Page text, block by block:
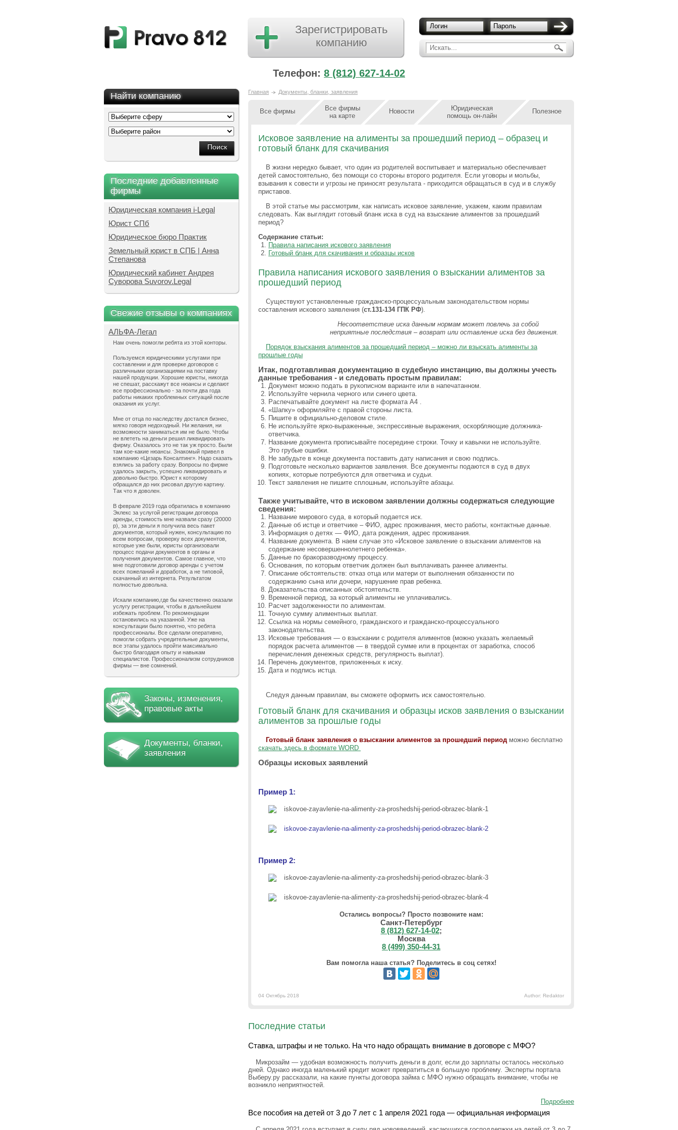
Искать...
Логин Пароль
Зарегистрировать
компанию
Телефон: 8 (812) 627-14-02
Найти компанию
Последние добавленные
фирмы
Юридическая компания i-Legal
Юрист СПб
Юридическое бюро Практик
Земельный юрист в СПБ | Анна
Степанова
Юридический кабинет Андрея
Суворова Suvorov.Legal
Свежие отзывы о компаниях
АЛЬФА-Легал
Нам очень помогли ребята из этой конторы.
Пользуемся юридическими услугами при
составлении и для проверке договоров с
различными организациями на поставку
нашей продукции. Хорошие юристы, никогда
не спешат, расскажут все нюансы и сделают
все профессионально - за почти два года
работы никаких проблемных ситуаций после
оказания их услуг.
Мне от отца по наследству достался бизнес,
мягко говоря недоходный. Ни желания, ни
возможности заниматься им не было. Чтобы
не влететь на деньги решил ликвидировать
фирму. Оказалось это не так уж просто. Были
там кое-какие нюансы. Знакомый привел в
компанию «Цезарь Консалтинг». Надо сказать
взялись за работу сразу. Вопросы по фирме
удалось закрыть, успешно ликвидировать и
довольно быстро. Юрист к которому
обращался до них рисовал другую картину.
Так что я доволен.
В феврале 2019 года обратилась в компанию
Эклекс за услугой регистрации договора
аренды, стоимость мне назвали сразу (20000
р), за эти деньги я получила весь пакет
документов, который нужен, консультацию по
всем вопросам, проверку всех документов,
которые уже были, юристы организовали
процесс подачи документов в органы и
получения документов. Самое главное, что
мне подготовили договор аренды с учетом
всех пожеланий и доработок, а не типовой,
скачанный из интернета. Результатом
полностью довольна.
Искали компанию,где бы качественно оказали
услугу регистрации, чтобы в дальнейшем
избежать проблем. По рекомендации
остановились на указанной. Уже на
консультации было понятно, что ребята
профессионалы. Все сделали оперативно,
помогли собрать учредительные документы,
все этапы удалось пройти максимально
быстро благодаря опыту и навыкам
специалистов. Профессионализм сотрудников
фирмы — вне сомнений.
Законы, изменения,
правовые акты
Документы, бланки,
заявления
Главная Документы, бланки, заявления
Все фирмы
Все фирмы
на карте
Новости
Юридическая
помощь он-лайн
Полезное
Исковое заявление на алименты за прошедший период – образец и
готовый бланк для скачивания
В жизни нередко бывает, что один из родителей воспитывает и материально обеспечивает
детей самостоятельно, без помощи со стороны второго родителя. Если уговоры и мольбы,
взывания к совести и угрозы не приносят результата - приходится обращаться в суд и в службу
приставов.
В этой статье мы рассмотрим, как написать исковое заявление, укажем, каким правилам
следовать. Как выглядит готовый бланк иска в суд на взыскание алиментов за прошедший
период?
Содержание статьи:
Правила написания искового заявления
Готовый бланк для скачивания и образцы исков
Правила написания искового заявления о взыскании алиментов за
прошедший период
Существуют установленные гражданско-процессуальным законодательством нормы
составления искового заявления (ст.131-134 ГПК РФ).
Несоответствие иска данным нормам может повлечь за собой
неприятные последствия – возврат или оставление иска без движения.
Порядок взыскания алиментов за прошедший период – можно ли взыскать алименты за
прошлые годы
Итак, подготавливая документацию в судебную инстанцию, вы должны учесть
данные требования - и следовать простым правилам:
Документ можно подать в рукописном варианте или в напечатанном.
Используйте чернила черного или синего цвета.
Распечатывайте документ на листе формата А4 .
«Шапку» оформляйте с правой стороны листа.
Пишите в официально-деловом стиле.
Не используйте ярко-выраженные, экспрессивные выражения, оскорбляющие должника-
ответчика.
Название документа прописывайте посередине строки. Точку и кавычки не используйте.
Это грубые ошибки.
Не забудьте в конце документа поставить дату написания и свою подпись.
Подготовьте несколько вариантов заявления. Все документы подаются в суд в двух
копиях, которые потребуются для ответчика и судьи.
Текст заявления не пишите сплошным, используйте абзацы.
Также учитывайте, что в исковом заявлении должны содержаться следующие
сведения:
Название мирового суда, в который подается иск.
Данные об истце и ответчике – ФИО, адрес проживания, место работы, контактные данные.
Информация о детях — ФИО, дата рождения, адрес проживания.
Название документа. В наем случае это «Исковое заявление о взыскании алиментов на
содержание несовершеннолетнего ребенка».
Данные по бракоразводному процессу.
Основания, по которым ответчик должен был выплачивать раннее алименты.
Описание обстоятельств: отказ отца или матери от выполнения обязанности по
содержанию сына или дочери, нарушение прав ребенка.
Доказательства описанных обстоятельств.
Временной период, за который алименты не уплачивались.
Расчет задолженности по алиментам.
Точную сумму алиментных выплат.
Ссылка на нормы семейного, гражданского и гражданско-процессуального
законодательства.
Исковые требования — о взыскании с родителя алиментов (можно указать желаемый
порядок расчета алиментов — в твердой сумме или в процентах от заработка, способ
перечисления денежных средств, регулярность выплат).
Перечень документов, приложенных к иску.
Дата и подпись истца.
Следуя данным правилам, вы сможете оформить иск самостоятельно.
Готовый бланк для скачивания и образцы исков заявления о взыскании
алиментов за прошлые годы
Готовый бланк заявления о взыскании алиментов за прошедший период можно бесплатно
скачать здесь в формате WORD
Образцы исковых заявлений
Пример 1:
Пример 2:
Остались вопросы? Просто позвоните нам:
Санкт-Петербург
8 (812) 627-14-02;
Москва
8 (499) 350-44-31
Вам помогла наша статья? Поделитесь в соц сетях!
04 Октябрь 2018 Author: Redaktor
Последние статьи
Ставка, штрафы и не только. На что надо обращать внимание в договоре с МФО?
Микрозайм — удобная возможность получить деньги в долг, если до зарплаты осталось несколько
дней. Однако иногда маленький кредит может превратиться в большую проблему. Эксперты портала
Выберу.ру рассказали, на какие пункты договора займа с МФО нужно обращать внимание, чтобы не
возникло неприятностей.
Подробнее
Все пособия на детей от 3 до 7 лет с 1 апреля 2021 года — официальная информация